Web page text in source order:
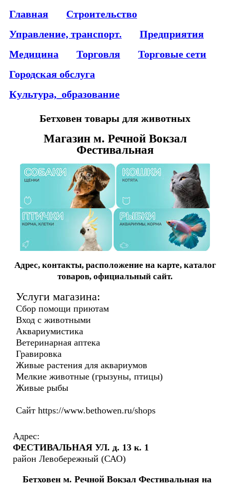
Главная
Строительство
Управление, транспорт.
Предприятия
Медицина
Торговля
Торговые сети
Городская обслуга
Культура,_образование
Бетховен товары для животных
Магазин м. Речной Вокзал
Фестивальная
Адрес, контакты, расположение на карте, каталог
товаров, официальный сайт.
Услуги магазина:
Сбор помощи приютам
Вход с животными
Аквариумистика
Ветеринарная аптека
Гравировка
Живые растения для аквариумов
Мелкие животные (грызуны, птицы)
Живые рыбы
Сайт https://www.bethowen.ru/shops
Адрес:
ФЕСТИВАЛЬНАЯ УЛ. д. 13 к. 1
район Левобережный (САО)
Бетховен м. Речной Вокзал Фестивальная на